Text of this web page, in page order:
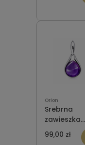
Orion
Srebrna
zawieszka
PSZA9043 z
ametystem
99,00 zł